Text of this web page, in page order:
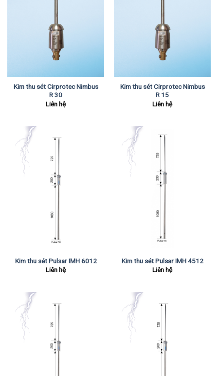
Kim thu sét Cirprotec Nimbus
R 30
Liên hệ
Kim thu sét Cirprotec Nimbus
R 15
Liên hệ
Kim thu sét Pulsar IMH 6012
Liên hệ
Kim thu sét Pulsar IMH 4512
Liên hệ